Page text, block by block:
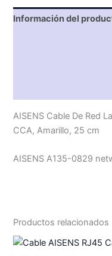
Información del
AISENS Cable De Red
CCA, Amarillo, 25 cm
AISENS A135-0829
Productos relacionados